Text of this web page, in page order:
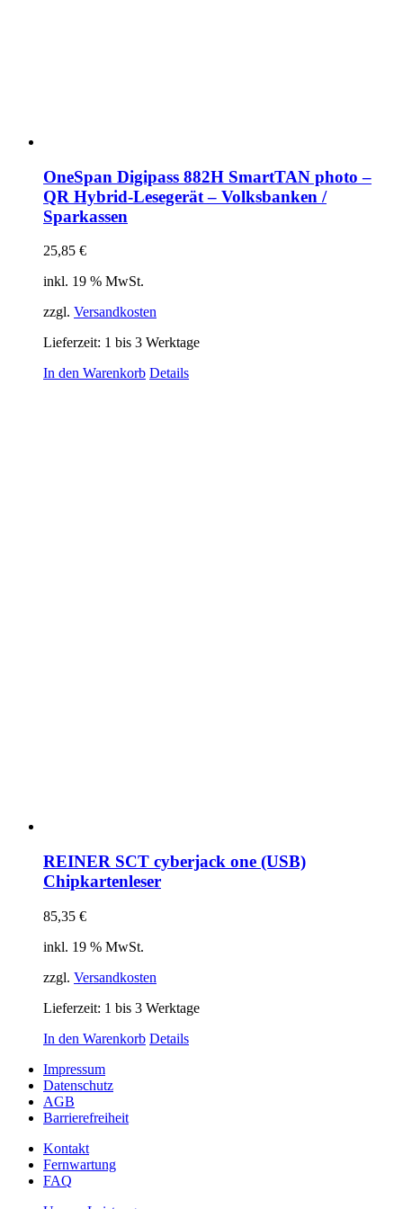
OneSpan Digipass 882H SmartTAN photo –
QR Hybrid-Lesegerät – Volksbanken /
Sparkassen
25,85 €
inkl. 19 % MwSt.
zzgl. Versandkosten
Lieferzeit: 1 bis 3 Werktage
In den Warenkorb Details
REINER SCT cyberjack one (USB)
Chipkartenleser
85,35 €
inkl. 19 % MwSt.
zzgl. Versandkosten
Lieferzeit: 1 bis 3 Werktage
In den Warenkorb Details
Impressum
Datenschutz
AGB
Barrierefreiheit
Kontakt
Fernwartung
FAQ